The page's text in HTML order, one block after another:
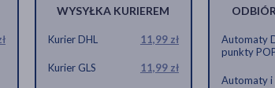
WYSYŁKA KURIEREM
Kurier DHL 11,99 zł
Kurier GLS 11,99 zł
Automaty
punkty
Automaty